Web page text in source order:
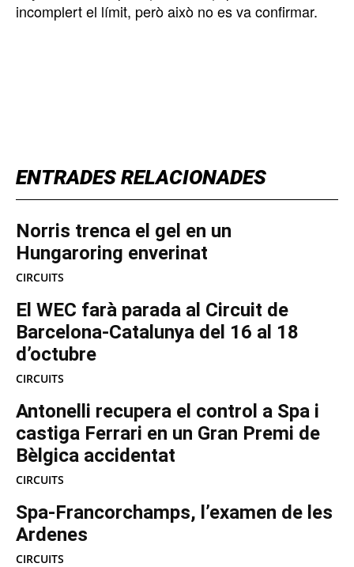
ENTRADES RELACIONADES
Norris trenca el gel en un
Hungaroring enverinat
CIRCUITS
El WEC farà parada al Circuit de
Barcelona-Catalunya del 16 al 18
d’octubre
CIRCUITS
Antonelli recupera el control a Spa i
castiga Ferrari en un Gran Premi de
Bèlgica accidentat
CIRCUITS
Spa-Francorchamps, l’examen de les
Ardenes
CIRCUITS
incomplert el límit, però això no es va confirmar.